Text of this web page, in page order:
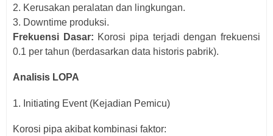
2. Kerusakan peralatan dan lingkungan.
3. Downtime produksi.
Frekuensi Dasar: Korosi pipa terjadi dengan frekuensi
0.1 per tahun (berdasarkan data historis pabrik).
Analisis LOPA
1. Initiating Event (Kejadian Pemicu)
Korosi pipa akibat kombinasi faktor: